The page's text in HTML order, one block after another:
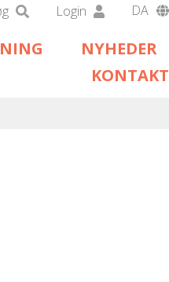
Login
DA
DE
NYHEDER
KONTAKT